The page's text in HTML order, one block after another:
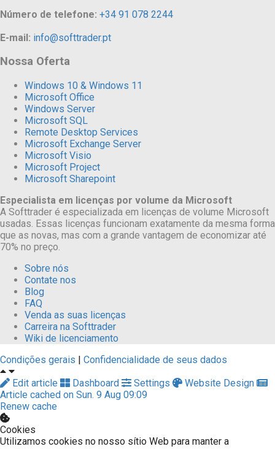
Número de telefone: +34 91 078 2244
E-mail: info@softtrader.pt
Nossa Oferta
Windows 10 & Windows 11
Microsoft Office
Windows Server
Microsoft SQL
Remote Desktop Services
Microsoft Exchange Server
Microsoft Visio
Microsoft Project
Microsoft Sharepoint
Especialista em licenças por volume da Microsoft
A Softtrader é especializada em licenças de volume Microsoft
usadas. Essas licenças funcionam exatamente da mesma forma
que as novas, mas com a grande vantagem de economizar até
70% no preço.
Sobre nós
Contate nos
Blog
FAQ
Venda as suas licenças
Carreira na Softtrader
Wiki de licenciamento
Condições gerais
Confidencialidade de seus dados
Edit article
Dashboard Settings
Website Design
Article cached on Sun. 9 Aug 09:09
Renew cache
Cookies
Utilizamos cookies no nosso sítio Web para manter a